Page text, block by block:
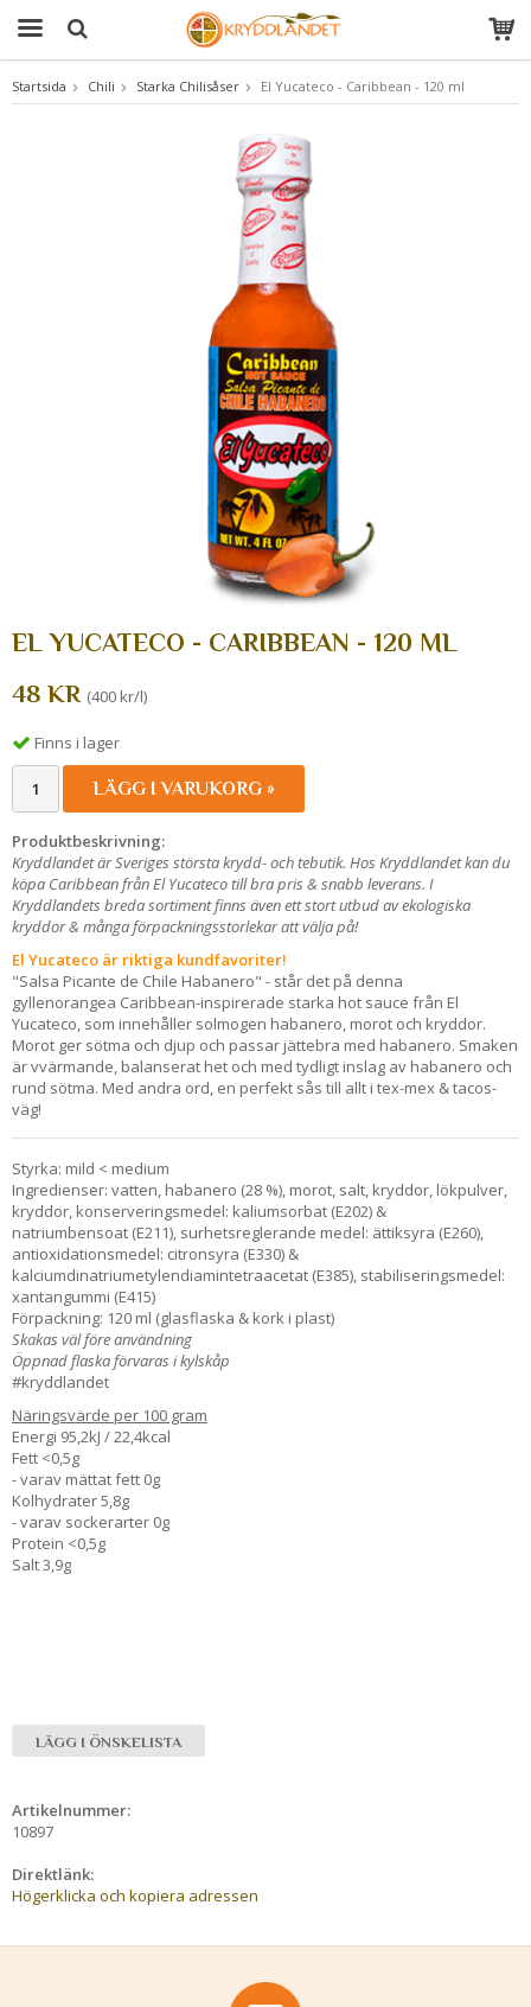
Produkten har blivit tillagd i varukorgen
Startsida Chili Starka Chilisåser El Yucateco - Caribbean - 120 ml
EL YUCATECO - CARIBBEAN - 120 ML
48 KR (400 kr/l)
Finns i lager
LÄGG I VARUKORG »
Produktbeskrivning:
Kryddlandet är Sveriges största krydd- och tebutik. Hos Kryddlandet kan du
köpa Caribbean från El Yucateco till bra pris & snabb leverans. I
Kryddlandets breda sortiment finns även ett stort utbud av ekologiska
kryddor & många förpackningsstorlekar att välja på!
El Yucateco är riktiga kundfavoriter!
"Salsa Picante de Chile Habanero" - står det på denna
gyllenorangea Caribbean-inspirerade starka hot sauce från El
Yucateco, som innehåller solmogen habanero, morot och kryddor.
Morot ger sötma och djup och passar jättebra med habanero. Smaken
är vvärmande, balanserat het och med tydligt inslag av habanero och
rund sötma. Med andra ord, en perfekt sås till allt i tex-mex & tacos-
väg!
Styrka: mild < medium
Ingredienser: vatten, habanero (28 %), morot, salt, kryddor, lökpulver,
kryddor, konserveringsmedel: kaliumsorbat (E202) &
natriumbensoat (E211), surhetsreglerande medel: ättiksyra (E260),
antioxidationsmedel: citronsyra (E330) &
kalciumdinatriumetylendiamintetraacetat (E385), stabiliseringsmedel:
xantangummi (E415)
Förpackning: 120 ml (glasflaska & kork i plast)
Skakas väl före användning
Öppnad flaska förvaras i kylskåp
#kryddlandet
Näringsvärde per 100 gram
Energi 95,2kJ / 22,4kcal
Fett <0,5g
- varav mättat fett 0g
Kolhydrater 5,8g
- varav sockerarter 0g
Protein <0,5g
Salt 3,9g
LÄGG I ÖNSKELISTA
Artikelnummer:
10897
Direktlänk:
Högerklicka och kopiera adressen